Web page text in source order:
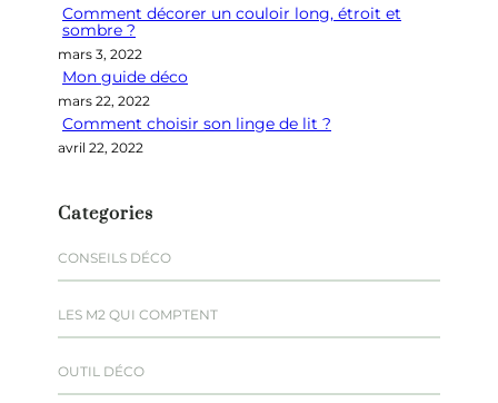
Comment décorer un couloir long, étroit et
sombre ?
mars 3, 2022
Mon guide déco
mars 22, 2022
Comment choisir son linge de lit ?
avril 22, 2022
Categories
CONSEILS DÉCO
LES M2 QUI COMPTENT
OUTIL DÉCO